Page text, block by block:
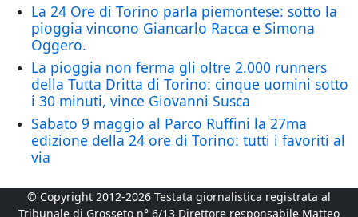
La 24 Ore di Torino parla piemontese: sotto la
pioggia vincono Giancarlo Racca e Simona
Oggero.
La pioggia non ferma gli oltre 2.000 runners
della Tutta Dritta di Torino: cinque uomini sotto
i 30 minuti, vince Giovanni Susca
Sabato 9 maggio al Parco Ruffini la 27ma
edizione della 24 ore di Torino: tutti i favoriti al
via
© Copyright 2012-2026 Testata giornalistica registrata al
Tribunale di Grosseto n° 6/13 Direttore responsabile Matteo